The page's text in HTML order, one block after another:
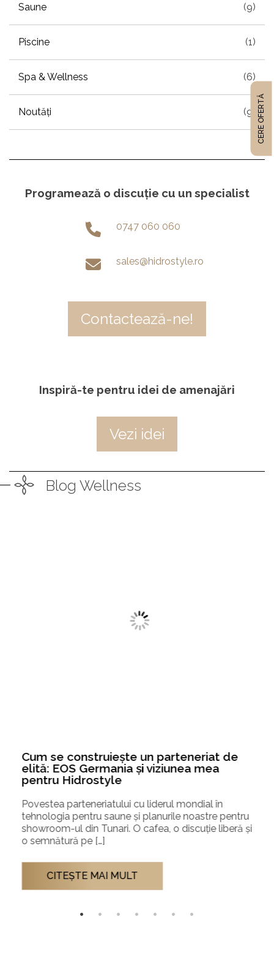
Saune (9)
Piscine (1)
Spa & Wellness (6)
Noutăți (9)
Programează o discuție cu un specialist
0747 060 060
sales@hidrostyle.ro
Contactează-ne!
Inspiră-te pentru idei de amenajări
Vezi idei
Blog Wellness
Cum se construiește un parteneriat de
elită: EOS Germania și viziunea mea
pentru Hidrostyle
Povestea parteneriatului cu liderul mondial în
tehnologia pentru saune și planurile noastre pentru
showroom-ul din Tunari. O cafea, o discuție liberă și
o semnătură pe […]
CITEŞTE MAI MULT
CERE OFERTĂ